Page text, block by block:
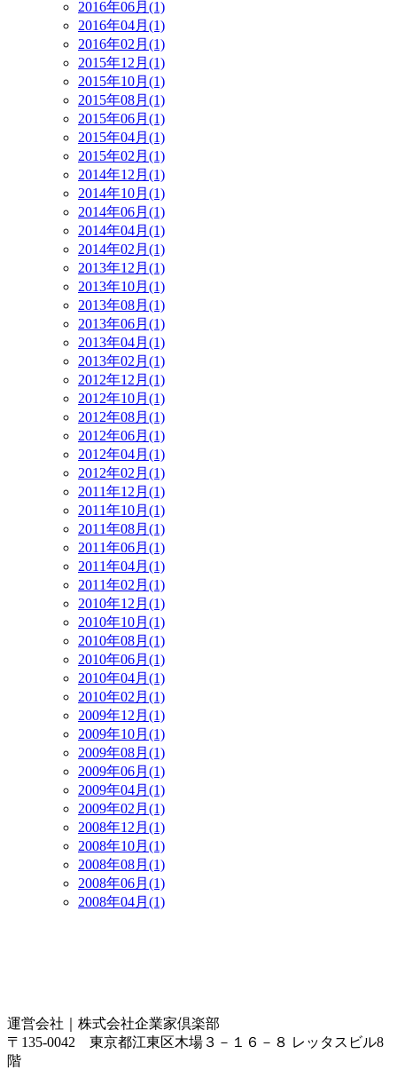
2016年06月(1)
2016年04月(1)
2016年02月(1)
2015年12月(1)
2015年10月(1)
2015年08月(1)
2015年06月(1)
2015年04月(1)
2015年02月(1)
2014年12月(1)
2014年10月(1)
2014年06月(1)
2014年04月(1)
2014年02月(1)
2013年12月(1)
2013年10月(1)
2013年08月(1)
2013年06月(1)
2013年04月(1)
2013年02月(1)
2012年12月(1)
2012年10月(1)
2012年08月(1)
2012年06月(1)
2012年04月(1)
2012年02月(1)
2011年12月(1)
2011年10月(1)
2011年08月(1)
2011年06月(1)
2011年04月(1)
2011年02月(1)
2010年12月(1)
2010年10月(1)
2010年08月(1)
2010年06月(1)
2010年04月(1)
2010年02月(1)
2009年12月(1)
2009年10月(1)
2009年08月(1)
2009年06月(1)
2009年04月(1)
2009年02月(1)
2008年12月(1)
2008年10月(1)
2008年08月(1)
2008年06月(1)
2008年04月(1)
運営会社｜ 株式会社企業家倶楽部
〒135-0042 東京都江東区木場３－１６－８ レッタスビル8
階